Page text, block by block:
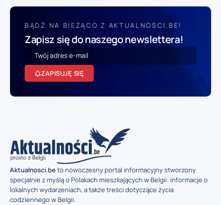
BĄDŹ NA BIEŻĄCO Z AKTUALNOSCI.BE!
Zapisz się do naszego newslettera!
ZAPISUJĘ SIĘ
Aktualnosci.beto nowoczesny portal informacyjny stworzony
specjalnie z myślą o Polakach mieszkających w Belgii: informacje o
lokalnych wydarzeniach, a także treści dotyczące życia
codziennego w Belgii.